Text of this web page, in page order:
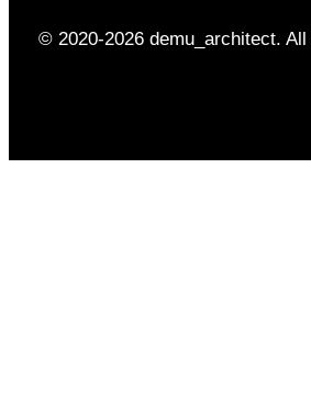
© 2020-2026 demu_architect.